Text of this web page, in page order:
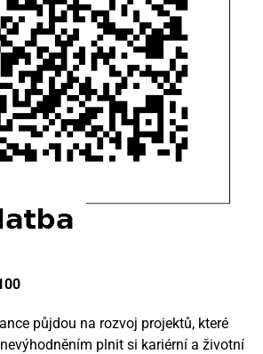
půjdou na rozvoj projektů, které
plnit si kariérní a životní